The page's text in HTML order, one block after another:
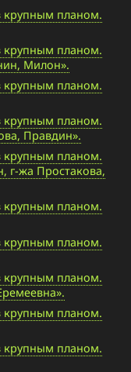
крупным планом.
крупным планом.
Милон».
крупным планом.
крупным планом.
Правдин».
крупным планом.
г-жа Простакова,
крупным планом.
крупным планом.
крупным планом.
крупным планом.
крупным планом.